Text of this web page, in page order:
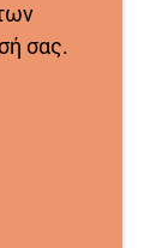
σας.